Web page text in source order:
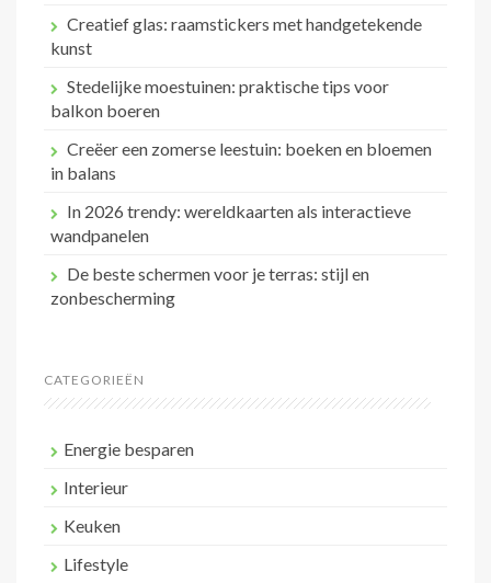
Creatief glas: raamstickers met handgetekende
kunst
Stedelijke moestuinen: praktische tips voor
balkon boeren
Creëer een zomerse leestuin: boeken en bloemen
in balans
In 2026 trendy: wereldkaarten als interactieve
wandpanelen
De beste schermen voor je terras: stijl en
zonbescherming
CATEGORIEËN
Energie besparen
Interieur
Keuken
Lifestyle